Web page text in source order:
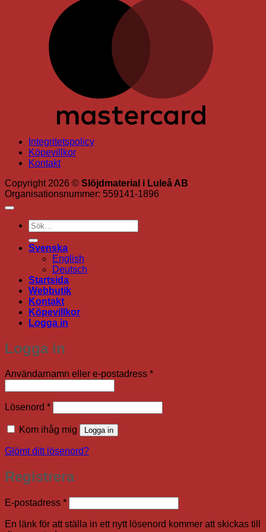
Integritetspolicy
Köpevillkor
Kontakt
Copyright 2026 © Slöjdmaterial i Luleå AB
Organisationsnummer: 559141-1896
Sök
efter:
Svenska
English
Deutsch
Startsida
Webbutik
Kontakt
Köpevillkor
Logga in
Logga in
Användarnamn eller e-postadress *Obligatoriskt
Lösenord *Obligatoriskt
Kom ihåg mig Logga in
Glömt ditt lösenord?
Registrera
E-postadress *Obligatoriskt
En länk för att ställa in ett nytt lösenord kommer att skickas till